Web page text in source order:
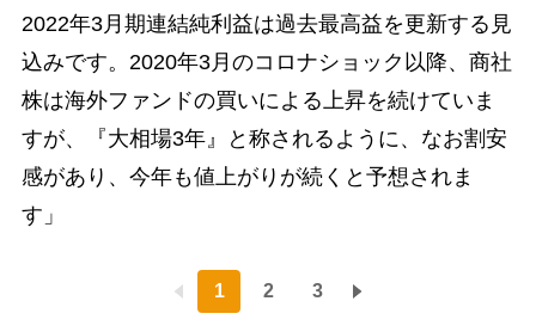
2022年3月期連結純利益は過去最高益を更新する見
込みです。2020年3月のコロナショック以降、商社
株は海外ファンドの買いによる上昇を続けていま
すが、『大相場3年』と称されるように、なお割安
感があり、今年も値上がりが続くと予想されま
す」
1 2 3